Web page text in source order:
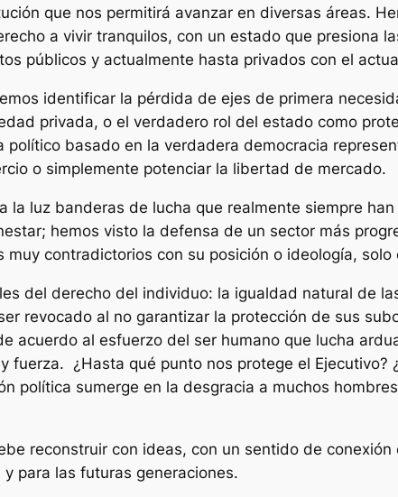
que nos permitirá avanzar en diversas áreas.
a vivir tranquilos, con un estado que presiona
públicos y actualmente hasta privados con el
identificar la pérdida de ejes de primera
privada, o el verdadero rol del estado como
basado en la verdadera democracia
o simplemente potenciar la libertad de mercado.
la luz banderas de lucha que realmente siempre
hemos visto la defensa de un sector más
muy contradictorios con su posición o ideología,
del derecho del individuo: la igualdad natural de
revocado al no garantizar la protección de sus
acuerdo al esfuerzo del ser humano que lucha
fuerza. ¿Hasta qué punto nos protege el Ejecutivo?
política sumerge en la desgracia a muchos
reconstruir con ideas, con un sentido de
para las futuras generaciones.